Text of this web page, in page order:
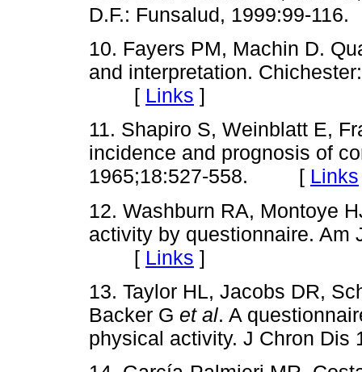
D.F.: Funsalud, 1999:99-
10. Fayers PM, Machin D.
and interpretation.
[ Links ]
11. Shapiro S, Weinblatt E,
incidence and prognosis of
1965;18:527-558. [ Links
12. Washburn RA, Montoye
activity by questionnaire. Am
[ Links ]
13. Taylor HL, Jacobs DR,
Backer G et al. A
physical activity. J Chron